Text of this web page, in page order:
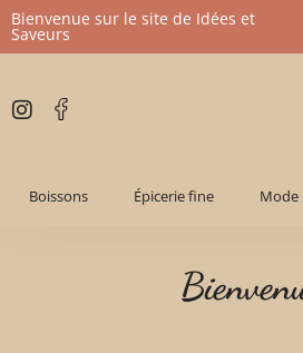
Aller
contenu
Bienvenue sur le site de Idées et
Saveurs
Boissons Épicerie fine Mode